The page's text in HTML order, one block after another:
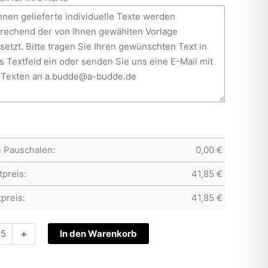
Pauschalen: 0,00 €
41,85 €
41,85 €
+ In den Warenkorb